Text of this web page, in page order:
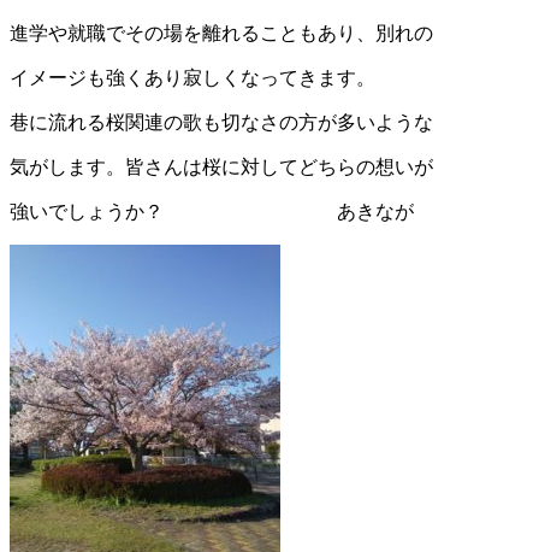
進学や就職でその場を離れることもあり、別れの
イメージも強くあり寂しくなってきます。
巷に流れる桜関連の歌も切なさの方が多いような
気がします。皆さんは桜に対してどちらの想いが
強いでしょうか？ あきなが